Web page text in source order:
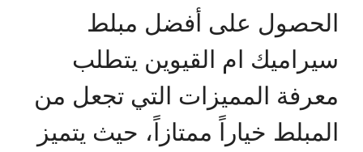
الحصول على أفضل مبلط
سيراميك ام القيوين يتطلب
معرفة المميزات التي تجعل من
المبلط خياراً ممتازاً، حيث يتميز